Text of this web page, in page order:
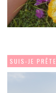
SUIS-JE